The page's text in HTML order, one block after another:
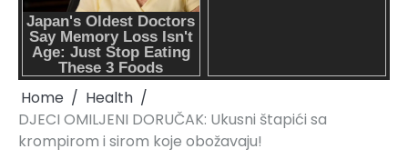
Home
Health
DJECI OMILJENI DORUČAK: Ukusni štapići sa
krompirom i sirom koje obožavaju!